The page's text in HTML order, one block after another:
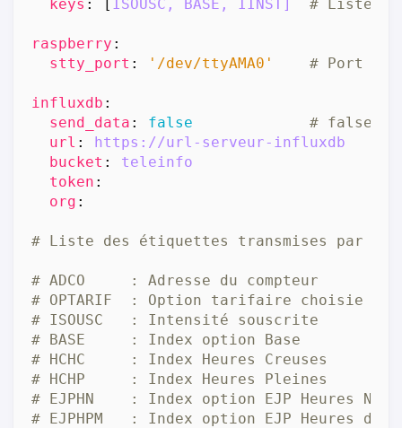
keys : ISOUSC, BASE, IINST] # Liste
raspberry :
stty_port : '/dev/ttyAMA0' # Port
influxdb :
send_data : false
# false
url :
https://url-serveur-influxdb
bucket :
teleinfo
token :
org :
# Liste des étiquettes transmises par la
# ADCO     : Adresse du compteur
# OPTARIF  : Option tarifaire choisie
# ISOUSC   : Intensité souscrite
# BASE     : Index option Base
# HCHC     : Index Heures Creuses
# HCHP     : Index Heures Pleines
# EJPHN    : Index option EJP Heures
# EJPHPM   : Index option EJP Heures de